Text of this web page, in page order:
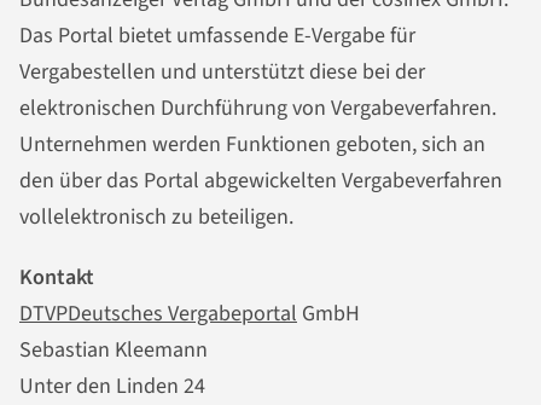
Das Portal bietet umfassende E-Vergabe für
Vergabestellen und unterstützt diese bei der
elektronischen Durchführung von Vergabeverfahren.
Unternehmen werden Funktionen geboten, sich an
den über das Portal abgewickelten Vergabeverfahren
vollelektronisch zu beteiligen.
Kontakt
DTVPDeutsches Vergabeportal GmbH
Sebastian Kleemann
Unter den Linden 24